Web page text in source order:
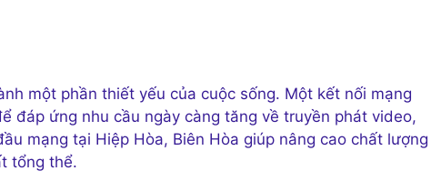
một phần thiết yếu của cuộc sống. Một kết nối mạng
đáp ứng nhu cầu ngày càng tăng về truyền phát video,
mạng tại Hiệp Hòa, Biên Hòa giúp nâng cao chất lượng
tổng thể.